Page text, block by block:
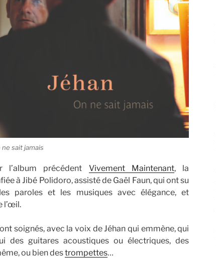
ne sait jamais
l’album précédent Vivement Maintenant, la
à Jibé Polidoro, assisté de Gaël Faun, qui ont su
paroles et les musiques avec élégance, et
l’œil.
soignés, avec la voix de Jéhan qui emmène, qui
des guitares acoustiques ou électriques, des
ou bien destrompettes…